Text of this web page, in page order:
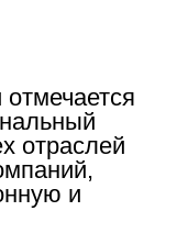
отраслей
и